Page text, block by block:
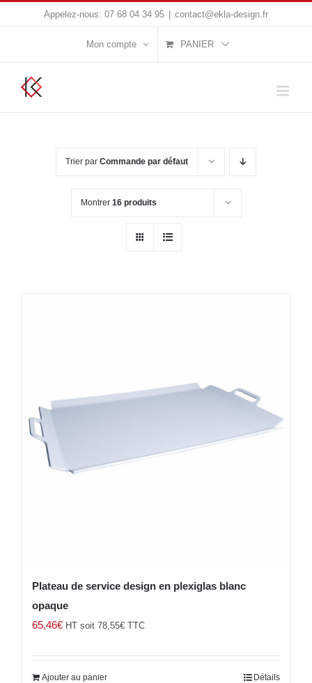
Appelez-nous: 07 68 04 34 95 contact@ekla-design.fr
Mon compte PANIER
Trier par Commande par défaut
Montrer 16 produits
Plateau de service design en plexiglas blanc
opaque
65,46€ HT soit 78,55€ TTC
Ajouter au panier Détails